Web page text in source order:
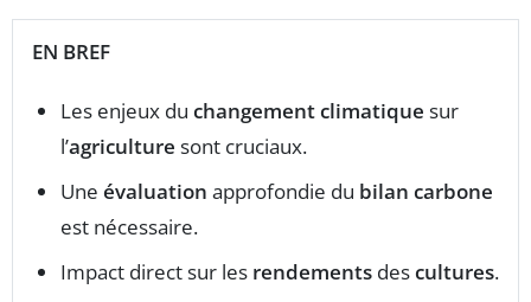
EN BREF
Les enjeux du changement climatique sur
l’agriculture sont cruciaux.
Une évaluation approfondie du bilan carbone
est nécessaire.
Impact direct sur les rendements descultures.